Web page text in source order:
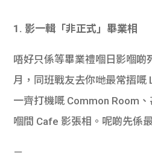
1. 影一輯「非正式」畢業相
唔好只係等畢業禮嗰日影嗰啲
月，同班戰友去你哋最常摺嘅
一齊打機嘅 Common Room
嗰間 Cafe 影張相。呢啲先係
－